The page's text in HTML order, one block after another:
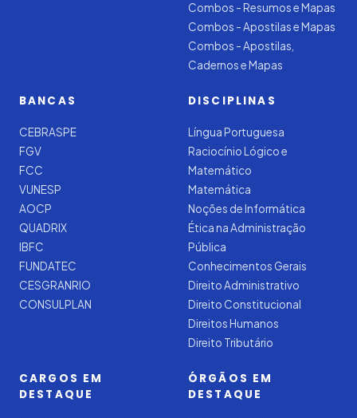
Combos - Resumos e Mapas
Combos - Apostilas e Mapas
Combos - Apostilas,
Cadernos e Mapas
BANCAS
CEBRASPE
FGV
FCC
VUNESP
AOCP
QUADRIX
IBFC
FUNDATEC
CESGRANRIO
CONSULPLAN
DISCIPLINAS
Língua Portuguesa
Raciocínio Lógico e
Matemático
Matemática
Noções de Informática
Ética na Administração
Pública
Conhecimentos Gerais
Direito Administrativo
Direito Constitucional
Direitos Humanos
Direito Tributário
CARGOS EM
DESTAQUE
ÓRGÃOS EM
DESTAQUE